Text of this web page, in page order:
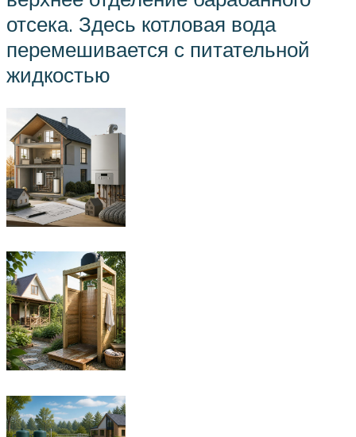
отсека. Здесь котловая вода
перемешивается с питательной
жидкостью